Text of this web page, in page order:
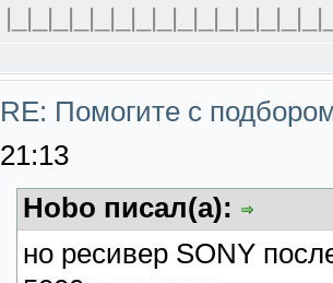
RE: Помогите с
21:13
Hobo писал(а):
но ресивер SONY